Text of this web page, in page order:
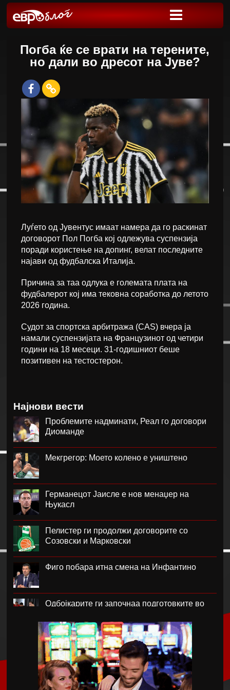
Погба ќе се врати на терените,
но дали во дресот на Јуве?
Луѓето од Јувентус имаат намера да го раскинат
договорот Пол Погба кој одлежува суспензија
поради користење на допинг, велат последните
најави од фудбалска Италија.
Причина за таа одлука е големата плата на
фудбалерот кој има тековна соработка до летото
2026 година.
Судот за спортска арбитража (CAS) вчера ја
намали суспензијата на Французинот од четири
години на 18 месеци. 31-годишниот беше
позитивен на тестостерон.
Најнови вести
Проблемите надминати, Реал го договори
Диоманде
Мекгрегор: Моето колено е уништено
Германецот Јаисле е нов менаџер на
Њукасл
Пелистер ги продолжи договорите со
Созовски и Марковски
Фиго побара итна смена на Инфантино
Одбојкарите ги започнаа подготовките во
РБ Лајпциг го врати голманот Ниланд
Блатер лобира за прва жена на чело на
ФИФА